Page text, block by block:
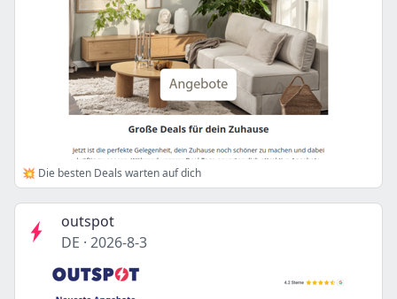
💥 Die besten Deals warten auf dich
outspot
DE · 2026-8-3